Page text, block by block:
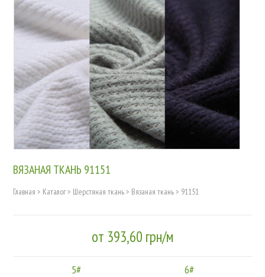
ВЯЗАНАЯ ТКАНЬ 91151
Главная > Каталог> Шерстяная ткань> Вязаная ткань> 91151
от 393,60 грн/м
5# 6#